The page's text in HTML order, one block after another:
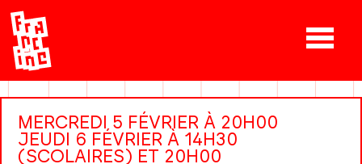
MERCREDI 5 FÉVRIER À 20H00
JEUDI 6 FÉVRIER À 14H30
(SCOLAIRES) ET 20H00